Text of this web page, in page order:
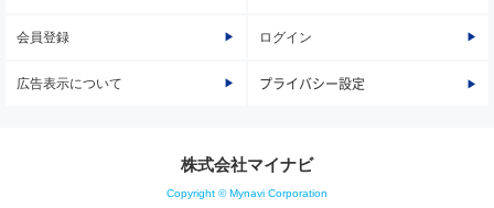
会員登録 ログイン
広告表示について プライバシー設定
株式会社マイナビ
Copyright © Mynavi Corporation